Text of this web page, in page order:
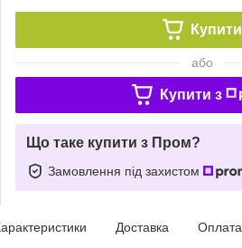
Купити
або
Купити з
Що таке купити з Пром?
Замовлення під захистом
Доставка Оплата